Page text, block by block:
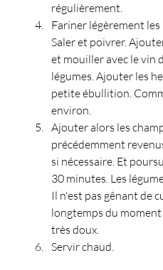
régulièrement.
Fariner légèrement
Saler et poivrer.
et mouiller avec le vin
légumes. Ajouter les
petite ébullition.
environ.
Ajouter alors les
précédemment
si nécessaire. Et
30 minutes. Les
Il n'est pas gênant de
longtemps du
très doux.
Servir chaud.